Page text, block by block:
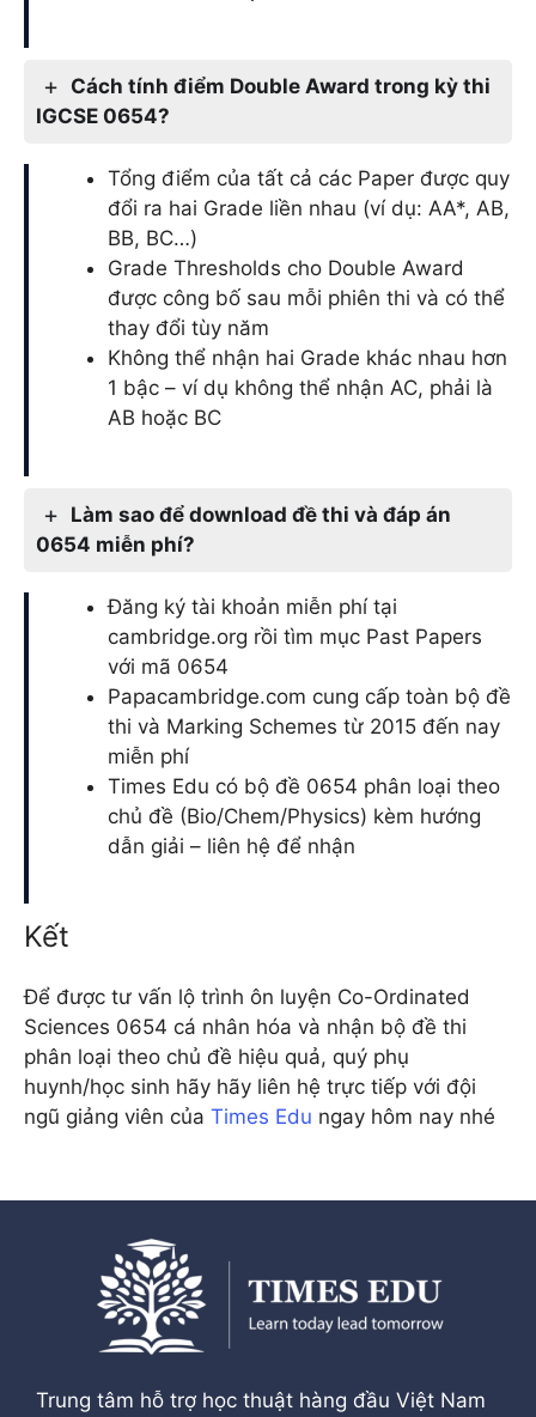
Cách tính điểm Double Award trong kỳ thi
IGCSE 0654?
Tổng điểm của tất cả các Paper được quy
đổi ra hai Grade liền nhau (ví dụ: AA*, AB,
BB, BC…)
Grade Thresholds cho Double Award
được công bố sau mỗi phiên thi và có thể
thay đổi tùy năm
Không thể nhận hai Grade khác nhau hơn
1 bậc – ví dụ không thể nhận AC, phải là
AB hoặc BC
Làm sao để download đề thi và đáp án
0654 miễn phí?
Đăng ký tài khoản miễn phí tại
cambridge.org rồi tìm mục Past Papers
với mã 0654
Papacambridge.com cung cấp toàn bộ đề
thi và Marking Schemes từ 2015 đến nay
miễn phí
Times Edu có bộ đề 0654 phân loại theo
chủ đề (Bio/Chem/Physics) kèm hướng
dẫn giải – liên hệ để nhận
Kết
Để được tư vấn lộ trình ôn luyện Co-Ordinated
Sciences 0654 cá nhân hóa và nhận bộ đề thi
phân loại theo chủ đề hiệu quả, quý phụ
huynh/học sinh hãy hãy liên hệ trực tiếp với đội
ngũ giảng viên của Times Edu ngay hôm nay nhé
Trung tâm hỗ trợ học thuật hàng đầu Việt Nam